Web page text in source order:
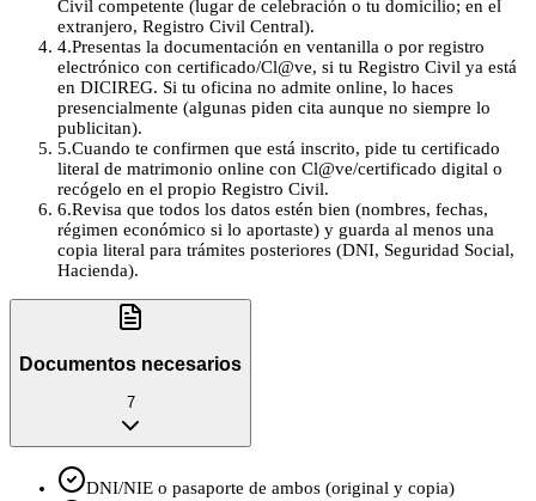
Civil competente (lugar de celebración o tu domicilio; en el
extranjero, Registro Civil Central).
4.Presentas la documentación en ventanilla o por registro
electrónico con certificado/Cl@ve, si tu Registro Civil ya está
en DICIREG. Si tu oficina no admite online, lo haces
presencialmente (algunas piden cita aunque no siempre lo
publicitan).
5.Cuando te confirmen que está inscrito, pide tu certificado
literal de matrimonio online con Cl@ve/certificado digital o
recógelo en el propio Registro Civil.
6.Revisa que todos los datos estén bien (nombres, fechas,
régimen económico si lo aportaste) y guarda al menos una
copia literal para trámites posteriores (DNI, Seguridad Social,
Hacienda).
Documentos necesarios
7
DNI/NIE o pasaporte de ambos (original y copia)